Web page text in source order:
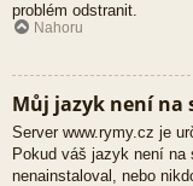
problém odstranit.
Nahoru
Můj jazyk není na
Server www.rymy.cz je
Pokud váš jazyk není
nenainstaloval, nebo